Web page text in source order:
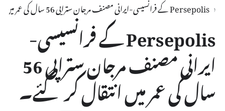
Persepolis کے فرانسیسی-ایرانی مصنف مرجان ستراپی 56 سال کی عمر میں انتقال کر گئے۔
Persepolis کے فرانسیسی-
ایرانی مصنف مرجان ستراپی 56
سال کی عمر میں انتقال کر گئے۔